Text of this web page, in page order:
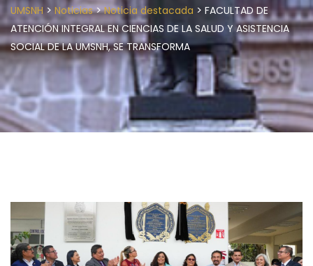
UMSNH > Noticias>Noticia destacada > FACULTAD DE
ATENCIÓN INTEGRAL EN CIENCIAS DE LA SALUD Y ASISTENCIA
SOCIAL DE LA UMSNH, SE TRANSFORMA